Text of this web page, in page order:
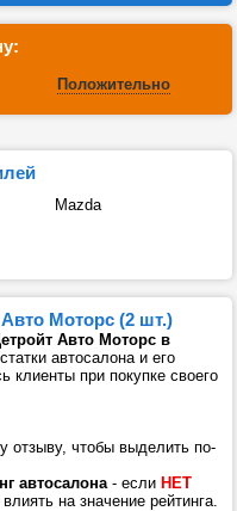
Положительно
Mazda
Моторс (2 шт.)
Авто Моторс в
автосалона и его
клиенты при покупке своего
отзыву, чтобы выделить по-
автосалона- если НЕТ
на значение рейтинга.